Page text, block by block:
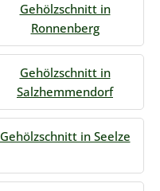
Gehölzschnitt in
Ronnenberg
Gehölzschnitt in
Salzhemmendorf
Gehölzschnitt in Seelze